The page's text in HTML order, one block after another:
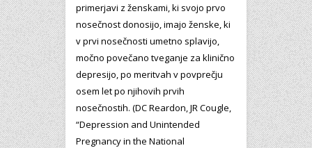
primerjavi z ženskami, ki svojo prvo
nosečnost donosijo, imajo ženske, ki
v prvi nosečnosti umetno splavijo,
močno povečano tveganje za klinično
depresijo, po meritvah v povprečju
osem let po njihovih prvih
nosečnostih. (DC Reardon, JR Cougle,
“Depression and Unintended
Pregnancy in the National